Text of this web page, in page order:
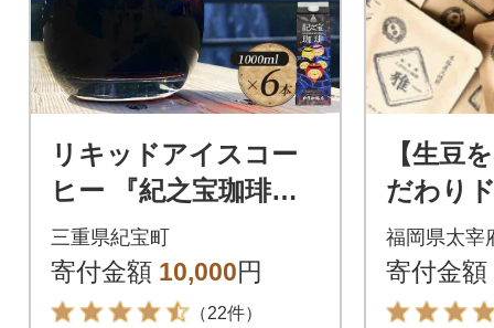
リキッドアイスコー
ヒー 『紀之宝珈琲』 1
L×6本【knkc100A】
三重県紀宝町
寄付金額 10,000円
（22件）
【生豆
だわり
セット
福岡県太宰
寄付金額